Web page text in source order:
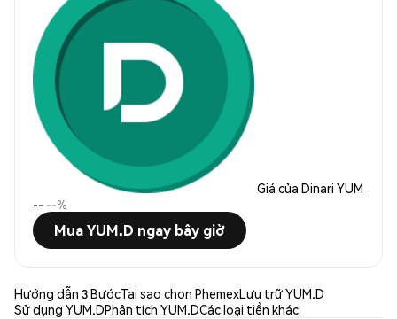
Giá của Dinari YUM
-- --%
Mua YUM.D ngay bây giờ
Hướng dẫn 3 BướcTại sao chọn PhemexLưu trữ YUM.D
Sử dụng YUM.DPhân tích YUM.DCác loại tiền khác